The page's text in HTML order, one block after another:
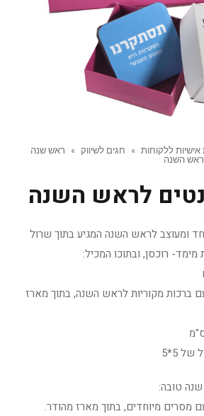
ללקוחות » חגים לשיווק »
ראש שנה
השנה
לראש השנה
ומעוצב לראש השנה המגיע בתוך שרול
רוכסן, ובתוכו המכיל:
עם ברכות מקוריות לראש השנה, בתוך מארז
שנה טובה: